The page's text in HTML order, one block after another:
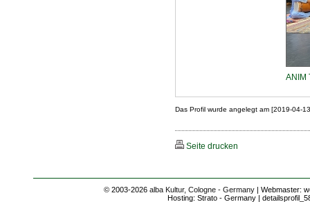
ANIM
Das Profil wurde angelegt am [2019-04-
Seite drucken
© 2003-2026 alba Kultur, Cologne - Germany | Webmaster:
Hosting: Strato - Germany |